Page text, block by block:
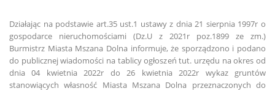
Działając na podstawie art.35 ust.1 ustawy z dnia 21 sierpnia 1997r o
gospodarce nieruchomościami (Dz.U z 2021r poz.1899 ze zm.)
Burmistrz Miasta Mszana Dolna informuje, że sporządzono i podano
do publicznej wiadomości na tablicy ogłoszeń tut. urzędu na okres od
dnia 04 kwietnia 2022r do 26 kwietnia 2022r wykaz gruntów
stanowiących własność Miasta Mszana Dolna przeznaczonych do